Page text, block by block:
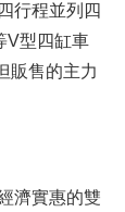
行程並列四
V型四缸車
販售的主力
濟實惠的雙